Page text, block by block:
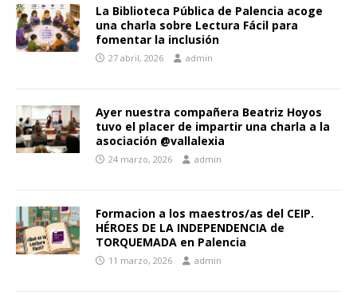
La Biblioteca Pública de Palencia acoge
una charla sobre Lectura Fácil para
fomentar la inclusión
27 abril, 2026 admin
Ayer nuestra compañera Beatriz Hoyos
tuvo el placer de impartir una charla a la
asociación @vallalexia
24 marzo, 2026 admin
Formacion a los maestros/as del CEIP.
HÉROES DE LA INDEPENDENCIA de
TORQUEMADA en Palencia
11 marzo, 2026 admin